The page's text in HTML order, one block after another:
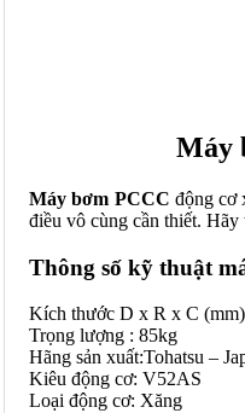
Máy
Máy bơm PCCC động cơ
điều vô cùng cần thiết. Hãy
Thông số kỹ thuật
Kích thước D x R x C
Trọng lượng : 85kg
Hãng sản xuất:Tohatsu –
Kiêu động cơ: V52AS
Loại động cơ: Xăng